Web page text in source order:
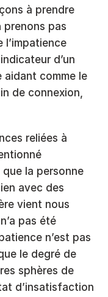
à prendre
prenons pas
l’impatience
d’un
aidant comme le
de connexion,
reliées à
la personne
avec des
vient nous
pas été
n’est pas
le degré de
sphères de
d’insatisfaction